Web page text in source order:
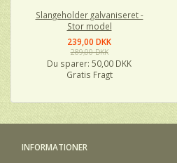
Slangeholder galvaniseret -
Stor model
239,00 DKK
289,00 DKK
Du sparer: 50,00 DKK
Gratis Fragt
INFORMATIONER